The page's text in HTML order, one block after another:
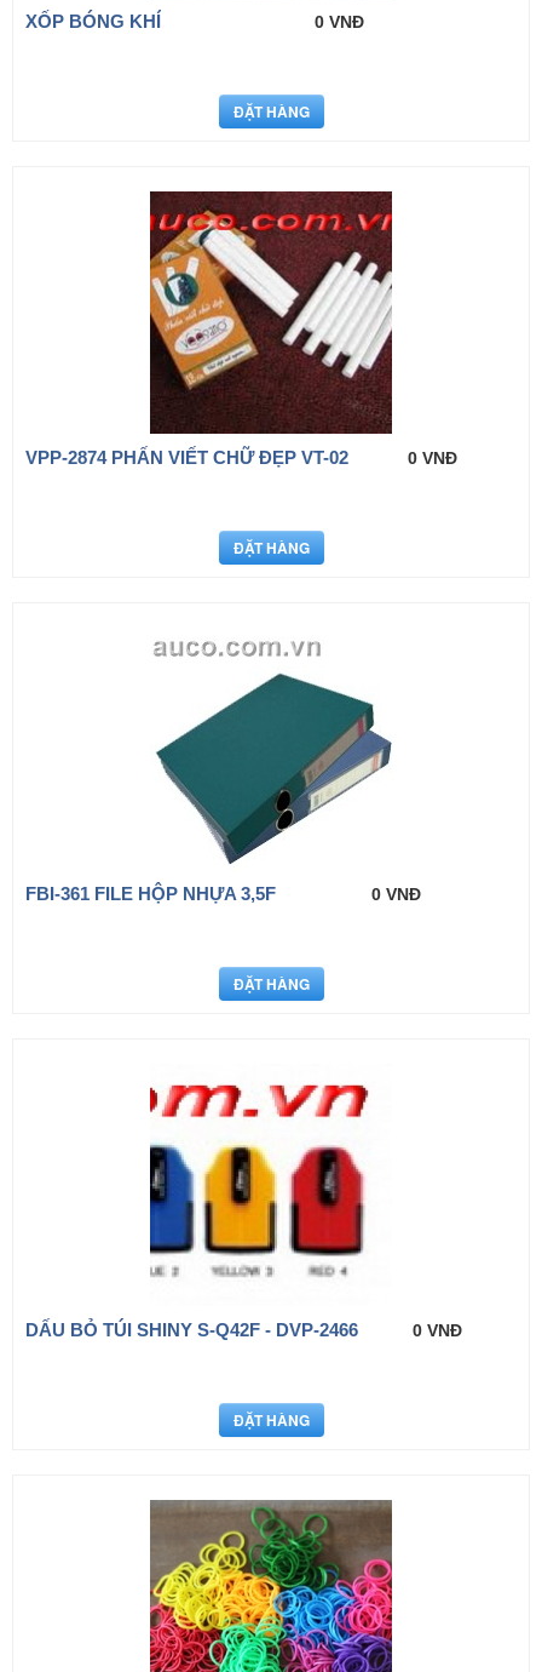
XỐP BÓNG KHÍ 0 VNĐ
VPP-2874 PHẤN VIẾT CHỮ ĐẸP VT-02 0 VNĐ
FBI-361 FILE HỘP NHỰA 3,5F 0 VNĐ
DẤU BỎ TÚI SHINY S-Q42F - DVP-2466 0 VNĐ